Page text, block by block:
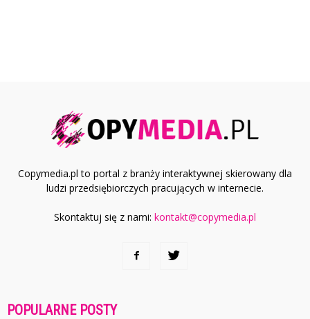
Copymedia.pl to portal z branży interaktywnej skierowany dla
ludzi przedsiębiorczych pracujących w internecie.
Skontaktuj się z nami: kontakt@copymedia.pl
POPULARNE POSTY